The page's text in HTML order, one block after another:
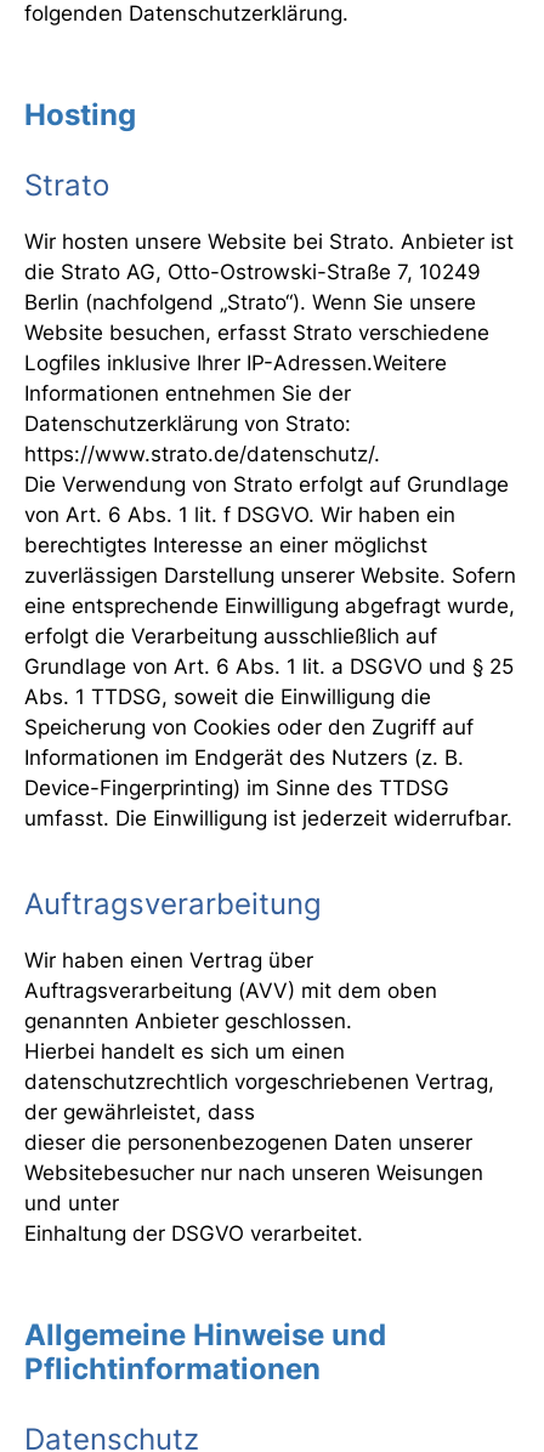
folgenden Datenschutzerklärung.
Hosting
Strato
Wir hosten unsere Website bei Strato. Anbieter ist
die Strato AG, Otto-Ostrowski-Straße 7, 10249
Berlin (nachfolgend „Strato“). Wenn Sie unsere
Website besuchen, erfasst Strato verschiedene
Logfiles inklusive Ihrer IP-Adressen.Weitere
Informationen entnehmen Sie der
Datenschutzerklärung von Strato:
https://www.strato.de/datenschutz/.
Die Verwendung von Strato erfolgt auf Grundlage
von Art. 6 Abs. 1 lit. f DSGVO. Wir haben ein
berechtigtes Interesse an einer möglichst
zuverlässigen Darstellung unserer Website. Sofern
eine entsprechende Einwilligung abgefragt wurde,
erfolgt die Verarbeitung ausschließlich auf
Grundlage von Art. 6 Abs. 1 lit. a DSGVO und § 25
Abs. 1 TTDSG, soweit die Einwilligung die
Speicherung von Cookies oder den Zugriff auf
Informationen im Endgerät des Nutzers (z. B.
Device-Fingerprinting) im Sinne des TTDSG
umfasst. Die Einwilligung ist jederzeit widerrufbar.
Auftragsverarbeitung
Wir haben einen Vertrag über
Auftragsverarbeitung (AVV) mit dem oben
genannten Anbieter geschlossen.
Hierbei handelt es sich um einen
datenschutzrechtlich vorgeschriebenen Vertrag,
der gewährleistet, dass
dieser die personenbezogenen Daten unserer
Websitebesucher nur nach unseren Weisungen
und unter
Einhaltung der DSGVO verarbeitet.
Allgemeine Hinweise und
Pflichtinformationen
Datenschutz